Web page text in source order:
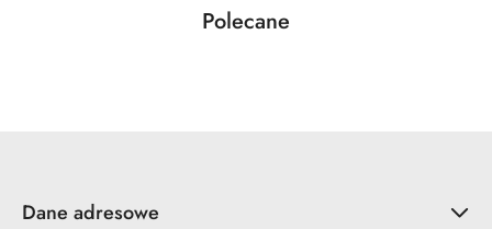
Pomiń karuzelę produktów
Produkty
Polecane
Dane adresowe